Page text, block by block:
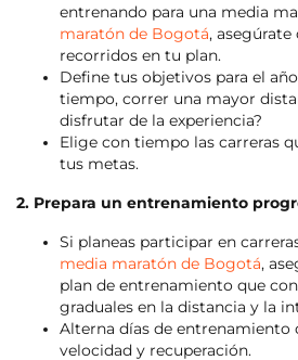
entrenando para una media
maratón de Bogotá,
recorridos en tu plan.
Define tus objetivos para el
tiempo, correr una mayor
disfrutar de la experiencia?
Elige con tiempo las carreras
tus metas.
2. Prepara un entrenamiento
Si planeas participar en
media maratón de Bogotá,
plan de entrenamiento que
graduales en la distancia y la
Alterna días de entrenamiento
velocidad y recuperación.